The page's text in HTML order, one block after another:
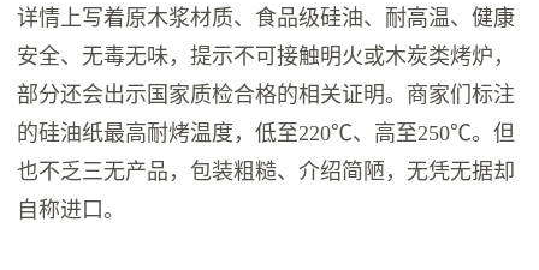
详情上写着原木浆材质、食品级硅油、耐高温、健康
安全、无毒无味，提示不可接触明火或木炭类烤炉，
部分还会出示国家质检合格的相关证明。商家们标注
的硅油纸最高耐烤温度，低至220℃、高至250℃。但
也不乏三无产品，包装粗糙、介绍简陋，无凭无据却
自称进口。